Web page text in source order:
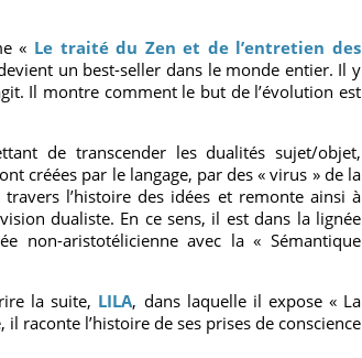
« Le traité du Zen et de l’entretien des
un best-seller dans le monde entier. Il y
Il montre comment le but de l’évolution est
de transcender les dualités sujet/objet,
créées par le langage, par des « virus » de la
l’histoire des idées et remonte ainsi à
dualiste. En ce sens, il est dans la lignée
non-aristotélicienne avec la « Sémantique
la suite, LILA, dans laquelle il expose « La
raconte l’histoire de ses prises de conscience